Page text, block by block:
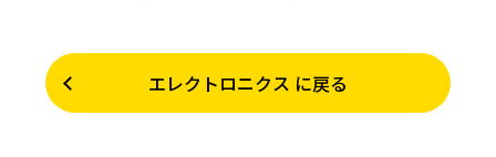
エレクトロニクス に戻る